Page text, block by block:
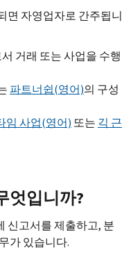
면 자영업자로 간주됩니
거래 또는 사업을 수행
파트너쉽(영어)의 구성
임 사업(영어) 또는 긱 근
엇입니까?
신고서를 제출하고, 분
가 있습니다.